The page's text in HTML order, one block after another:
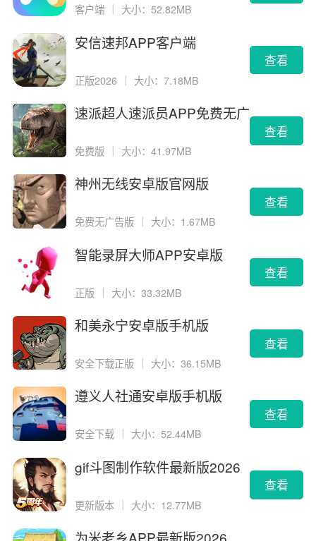
客户端 大小：52.82MB
安信速邦APP客户端
正版2026 ｜ 大小：7.18MB
查看
速派超人速派员APP免费无广
免费版 大小：41.97MB
查看
神州无线安卓版官网版
免费无广告版 大小：1.67MB
查看
智能录屏大师APP安卓版
正版 ｜ 大小：33.32MB
查看
和美永宁安卓版手机版
安全下载正版 大小：36.15MB
查看
遵义人社通安卓版手机版
安全下载 大小：52.44MB
查看
gif斗图制作软件最新版2026
更新版本 ｜ 大小：12.77MB
查看
为米老乡APP最新版2026